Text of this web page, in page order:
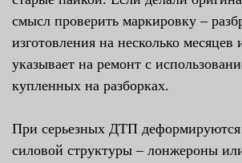
смысл проверить маркировку –
изготовления на несколько месяцев
указывает на ремонт с
купленных на разборках.
При серьезных ДТП
силовой структуры – лонжероны